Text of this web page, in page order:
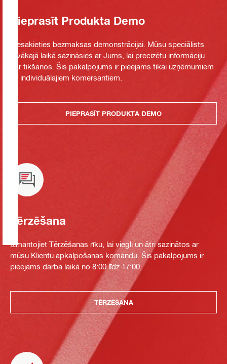
Pieprasīt Produkta Demo
Piesakieties bezmaksas demonstrācijai. Mūsu speciālists
tuvākajā laikā sazināsies ar Jums, lai precizētu informāciju
par tikšanos. Šis pakalpojums ir pieejams tikai uzņēmumiem
un individuālajiem komersantiem.
PIEPRASĪT PRODUKTA DEMO
Tērzēšana
Izmantojiet Tērzēšanas rīku, lai viegli un ātri sazinātos ar
mūsu Klientu apkalpošanas komandu. Šis pakalpojums ir
pieejams darba laikā no 8:00 līdz 17:00.
TĒRZĒŠANA